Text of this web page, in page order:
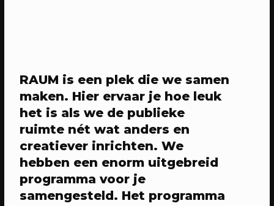
20/04/2023
RAUM is een plek die we samen
maken. Hier ervaar je hoe leuk
het is als we de publieke
ruimte nét wat anders en
creatiever inrichten. We
hebben een enorm uitgebreid
programma voor je
samengesteld. Het programma